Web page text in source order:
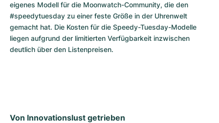
eigenes Modell für die Moonwatch-Community, die den
#speedytuesday zu einer feste Größe in der Uhrenwelt
gemacht hat. Die Kosten für die Speedy-Tuesday-Modelle
liegen aufgrund der limitierten Verfügbarkeit inzwischen
deutlich über den Listenpreisen.
Von Innovationslust getrieben